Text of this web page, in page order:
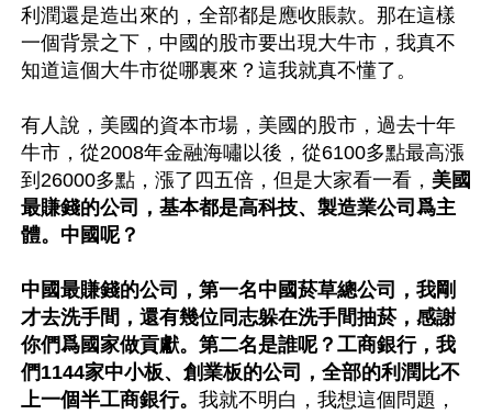
利潤還是造出來的，全部都是應收賬款。那在這樣
一個背景之下，中國的股市要出現大牛市，我真不
知道這個大牛市從哪裏來？這我就真不懂了。
有人說，美國的資本市場，美國的股市，過去十年
牛市，從2008年金融海嘯以後，從6100多點最高漲
到26000多點，漲了四五倍，但是大家看一看， 美國
最賺錢的公司，基本都是高科技、製造業公司爲主
體。中國呢？
中國最賺錢的公司，第一名中國菸草總公司，我剛
才去洗手間，還有幾位同志躲在洗手間抽菸，感謝
你們爲國家做貢獻。第二名是誰呢？工商銀行，我
們1144家中小板、創業板的公司，全部的利潤比不
上一個半工商銀行。 我就不明白，我想這個問題，